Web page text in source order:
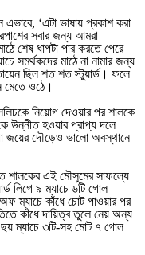
এভাবে, ‘এটা ভাষায় প্রকাশ করা
সবার জন্য আমরা
শেষ ধাপটা পার করতে পেরে
সমর্থকদের মাঠে না নামার জন্য
ছিল শত শত স্টুয়ার্ড। ফলে
মেতে ওঠে।
নিয়োগ দেওয়ার পর শালকে
উন্নীত হওয়ার প্রাপ্য দলে
জয়ের দৌড়েও ভালো অবস্থানে
শালকের এই মৌসুমের সাফল্যে
লিগে ৯ ম্যাচে ৬টি গোল
ম্যাচে কাঁধে চোট পাওয়ার পর
কাঁধে দায়িত্ব তুলে নেয় অন্য
ছয় ম্যাচে ৩টি-সহ মোট ৭ গোল